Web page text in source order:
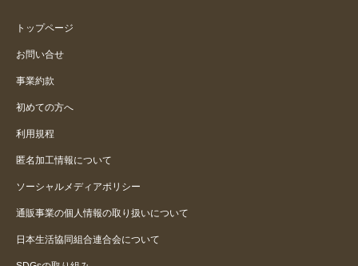
トップページ
お問い合せ
事業約款
初めての方へ
利用規程
匿名加工情報について
ソーシャルメディアポリシー
通販事業の個人情報の取り扱いについて
日本生活協同組合連合会について